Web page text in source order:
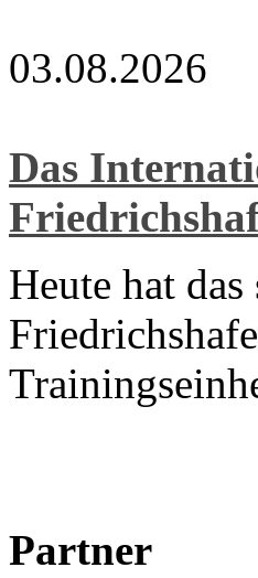
03.08.2026
Das
Heute hat
Partner